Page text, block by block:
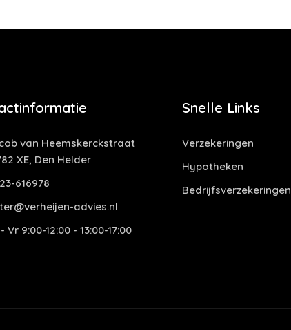
van Heemskerckstraat
XE, Den Helder
616978
advies.nl
Vr 9:00-12:00 - 13:00-17:00
Snelle Links
Verzekeringen
Hypotheken
Bedrijfsverzekeringen